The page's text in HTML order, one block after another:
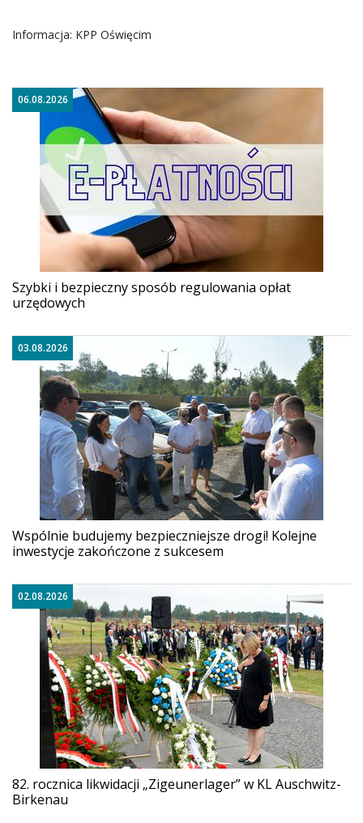
Informacja: KPP Oświęcim
06.08.2026
Szybki i bezpieczny sposób regulowania opłat
urzędowych
03.08.2026
Wspólnie budujemy bezpieczniejsze drogi! Kolejne
inwestycje zakończone z sukcesem
02.08.2026
82. rocznica likwidacji „Zigeunerlager” w KL Auschwitz-
Birkenau